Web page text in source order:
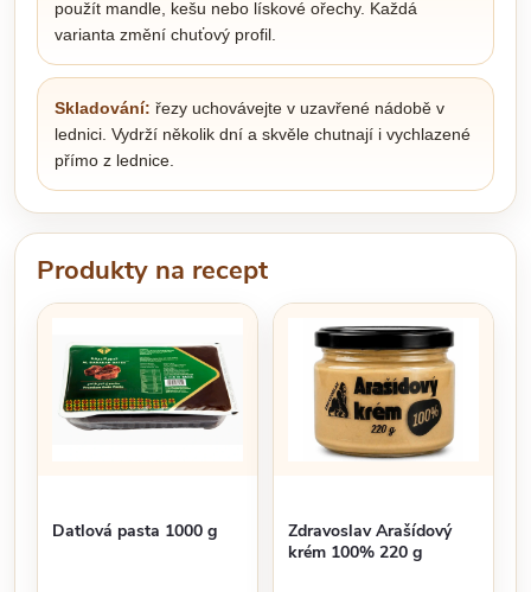
použít mandle, kešu nebo lískové ořechy. Každá
varianta změní chuťový profil.
Skladování: řezy uchovávejte v uzavřené nádobě v
lednici. Vydrží několik dní a skvěle chutnají i vychlazené
přímo z lednice.
Produkty na recept
Datlová pasta 1000 g
Zdravoslav Arašídový
krém 100% 220 g